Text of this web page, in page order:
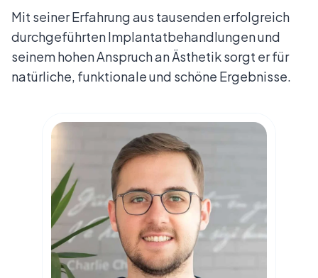
Mit seiner Erfahrung aus tausenden erfolgreich
durchgeführten Implantatbehandlungen und
seinem hohen Anspruch an Ästhetik sorgt er für
natürliche, funktionale und schöne Ergebnisse.